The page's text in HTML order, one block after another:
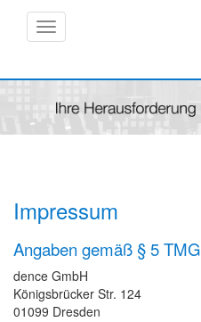
Navigation
Impressum
Angaben gemäß § 5 TMG
dence GmbH
Königsbrücker Str. 124
01099 Dresden